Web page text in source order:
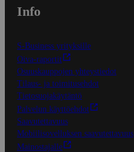
Info
S-Business yrityksille
Oiva-raportit
Osuuskauppojen yhteystiedot
Tilaus- ja toimitusehdot
Tietosuojakäytäntö
Palvelun käyttöehdot
Saavutettavuus
Mobiilisovelluksen saavutettavuus
Mainostajalle